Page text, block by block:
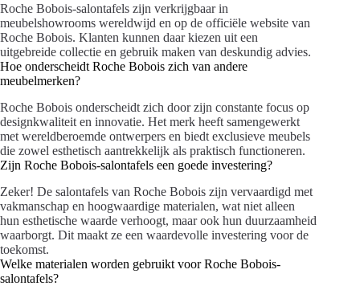
Roche Bobois-salontafels zijn verkrijgbaar in
meubelshowrooms wereldwijd en op de officiële website van
Roche Bobois. Klanten kunnen daar kiezen uit een
uitgebreide collectie en gebruik maken van deskundig advies.
Hoe onderscheidt Roche Bobois zich van andere
meubelmerken?
Roche Bobois onderscheidt zich door zijn constante focus op
designkwaliteit en innovatie. Het merk heeft samengewerkt
met wereldberoemde ontwerpers en biedt exclusieve meubels
die zowel esthetisch aantrekkelijk als praktisch functioneren.
Zijn Roche Bobois-salontafels een goede investering?
Zeker! De salontafels van Roche Bobois zijn vervaardigd met
vakmanschap en hoogwaardige materialen, wat niet alleen
hun esthetische waarde verhoogt, maar ook hun duurzaamheid
waarborgt. Dit maakt ze een waardevolle investering voor de
toekomst.
Welke materialen worden gebruikt voor Roche Bobois-
salontafels?